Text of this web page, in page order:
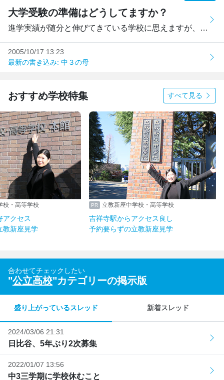
大学受験の準備はどうしてますか？
進学実績が随分と伸びてきている学校に思えますが、塾等通わ...
2005/10/17 13:23
最新の書き込み: 中３の母
おすすめ学校特集 すべて見る
校・高等学校
アクセス
教新座見学
立教新座中学校・高等学校
吉祥寺駅からアクセス良し
予約要らずの立教新座見学
合わせてチェックしたい
"公立高校"カテゴリーの掲示版
盛り上がっているスレッド 新着スレッド
2024/03/06 21:31
日比谷、5年ぶり2次募集
2022/01/07 13:56
中3三学期に学校休むこと